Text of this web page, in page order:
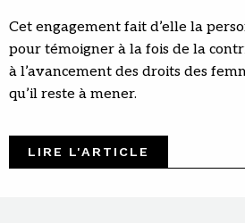
Cet engagement fait d’elle la
pour témoigner à la fois de la
à l’avancement des droits des
qu’il reste à mener.
LIRE L'ARTICLE